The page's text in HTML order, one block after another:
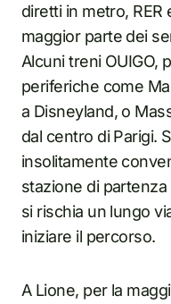
diretti in metro, RER
maggior parte dei
Alcuni treni OUIGO,
periferiche come
a Disneyland, o
dal centro di Parigi.
insolitamente
stazione di
si rischia un lungo
iniziare il percorso.
A Lione, per la